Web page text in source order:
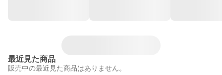
最近見た商品
販売中の最近見た商品はありません。